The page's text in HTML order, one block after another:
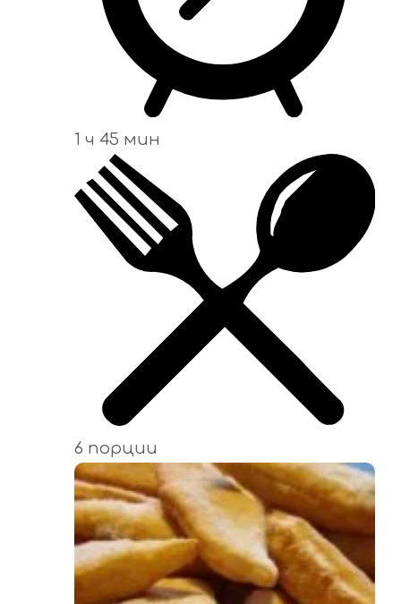
1 ч 45 мин
6 порции